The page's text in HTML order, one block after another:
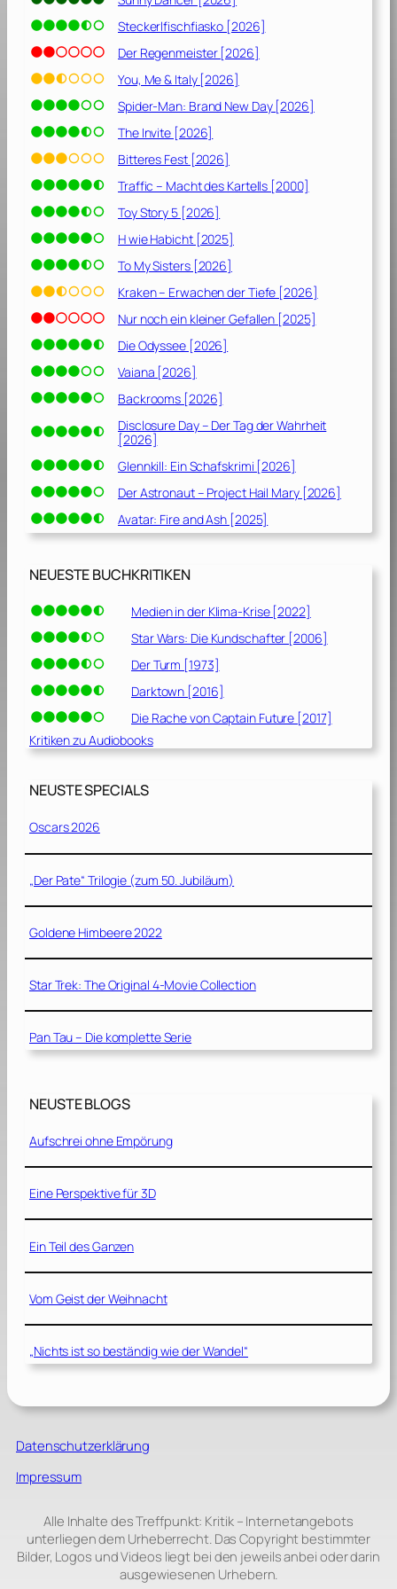
n
g
d
r
v
e
r
r
ü
c
k
t
e
M
r
s
S
t
o
n
e
[
1
8
]
Steckerlfischfiasko [2026]
Der Regenmeister [2026]
You, Me & Italy [2026]
Spider-Man: Brand New Day [2026]
The Invite [2026]
Bitteres Fest [2026]
Traffic – Macht des Kartells [2000]
Toy Story 5 [2026]
H wie Habicht [2025]
To My Sisters [2026]
Kraken – Erwachen der Tiefe [2026]
Nur noch ein kleiner Gefallen [2025]
Die Odyssee [2026]
Vaiana [2026]
Backrooms [2026]
Disclosure Day – Der Tag der Wahrheit
[2026]
Glennkill: Ein Schafskrimi [2026]
Der Astronaut – Project Hail Mary [2026]
Avatar: Fire and Ash [2025]
NEUESTE BUCHKRITIKEN
Medien in der Klima-Krise [2022]
Star Wars: Die Kundschafter [2006]
Der Turm [1973]
Darktown [2016]
Die Rache von Captain Future [2017]
Kritiken zu Audiobooks
NEUSTE SPECIALS
Oscars 2026
„Der Pate“ Trilogie (zum 50. Jubiläum)
Goldene Himbeere 2022
Star Trek: The Original 4-Movie Collection
Pan Tau – Die komplette Serie
NEUSTE BLOGS
Aufschrei ohne Empörung
Eine Perspektive für 3D
Ein Teil des Ganzen
Vom Geist der Weihnacht
„Nichts ist so beständig wie der Wandel“
Datenschutzerklärung
Impressum
Alle Inhalte des Treffpunkt: Kritik – Internetangebots
unterliegen dem Urheberrecht. Das Copyright bestimmter
Bilder, Logos und Videos liegt bei den jeweils anbei oder darin
ausgewiesenen Urhebern.